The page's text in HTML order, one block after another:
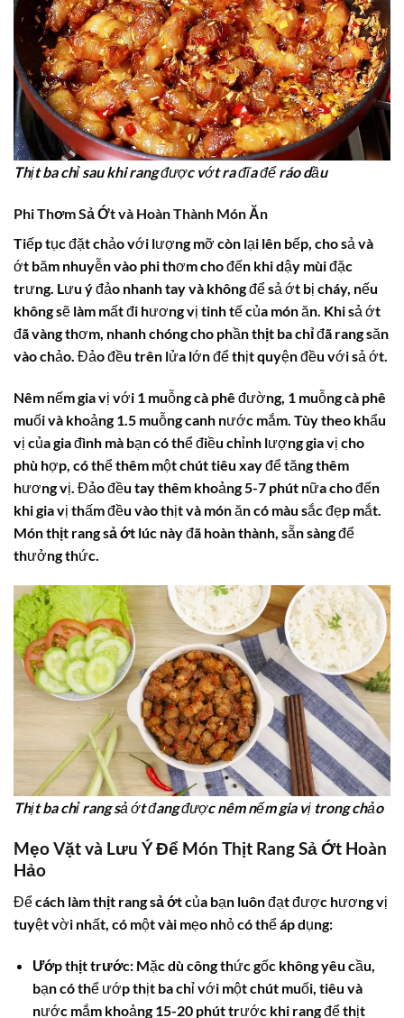
Thịt ba chỉ sau khi rang được vớt ra đĩa để ráo dầu
Phi Thơm Sả Ớt và Hoàn Thành Món Ăn
Tiếp tục đặt chảo với lượng mỡ còn lại lên bếp, cho sả và
ớt băm nhuyễn vào phi thơm cho đến khi dậy mùi đặc
trưng. Lưu ý đảo nhanh tay và không để sả ớt bị cháy, nếu
không sẽ làm mất đi hương vị tinh tế của món ăn. Khi sả ớt
đã vàng thơm, nhanh chóng cho phầnthịt ba chỉđã rang săn
vào chảo. Đảo đều trên lửa lớn để thịt quyện đều với sả ớt.
Nêm nếm gia vị với 1 muỗng cà phê đường, 1 muỗng cà phê
muối và khoảng 1.5 muỗng canh nước mắm. Tùy theo khẩu
vị của gia đình mà bạn có thể điều chỉnh lượng gia vị cho
phù hợp, có thể thêm một chút tiêu xay để tăng thêm
hương vị. Đảo đều tay thêm khoảng 5-7 phút nữa cho đến
khi gia vị thấm đều vào thịt và món ăn có màu sắc đẹp mắt.
Món thịt rang sả ớt lúc này đã hoàn thành, sẵn sàng để
thưởng thức.
Thịt ba chỉ rang sả ớt đang được nêm nếm gia vị trong chảo
Mẹo Vặt và Lưu Ý Để Món Thịt Rang Sả Ớt Hoàn
Hảo
Đểcách làm thịt rang sả ớtcủa bạn luôn đạt được hương vị
tuyệt vời nhất, có một vài mẹo nhỏ có thể áp dụng:
Ướp thịt trước:Mặc dù công thức gốc không yêu cầu,
bạn có thể ướp thịt ba chỉ với một chút muối, tiêu và
nước mắm khoảng 15-20 phút trước khi rang để thịt